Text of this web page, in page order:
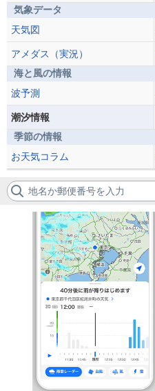
気象データ
天気図
アメダス（実況）
海と風の情報
波予測
潮汐情報
季節の情報
お天気コラム
地名か郵便番号を入力